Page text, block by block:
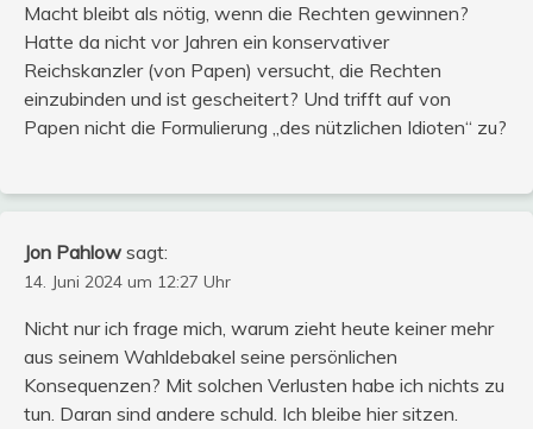
Macht bleibt als nötig, wenn die Rechten gewinnen?
Hatte da nicht vor Jahren ein konservativer
Reichskanzler (von Papen) versucht, die Rechten
einzubinden und ist gescheitert? Und trifft auf von
Papen nicht die Formulierung „des nützlichen Idioten“ zu?
Jon Pahlow sagt:
14. Juni 2024 um 12:27 Uhr
Nicht nur ich frage mich, warum zieht heute keiner mehr
aus seinem Wahldebakel seine persönlichen
Konsequenzen? Mit solchen Verlusten habe ich nichts zu
tun. Daran sind andere schuld. Ich bleibe hier sitzen.